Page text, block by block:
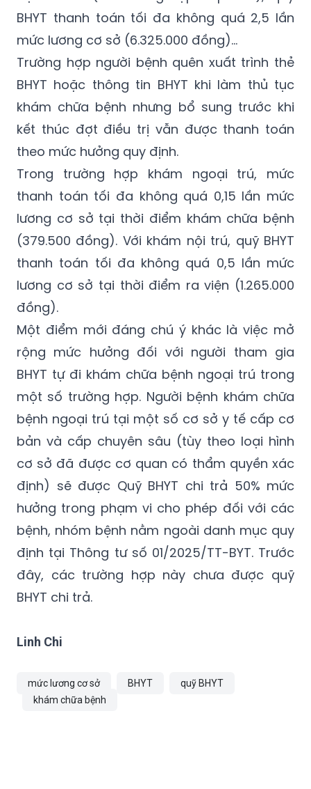
BHYT thanh toán tối đa không quá 2,5 lần
mức lương cơ sở (6.325.000 đồng)...
Trường hợp người bệnh quên xuất trình thẻ
BHYT hoặc thông tin BHYT khi làm thủ tục
khám chữa bệnh nhưng bổ sung trước khi
kết thúc đợt điều trị vẫn được thanh toán
theo mức hưởng quy định.
Trong trường hợp khám ngoại trú, mức
thanh toán tối đa không quá 0,15 lần mức
lương cơ sở tại thời điểm khám chữa bệnh
(379.500 đồng). Với khám nội trú, quỹ BHYT
thanh toán tối đa không quá 0,5 lần mức
lương cơ sở tại thời điểm ra viện (1.265.000
đồng).
Một điểm mới đáng chú ý khác là việc mở
rộng mức hưởng đối với người tham gia
BHYT tự đi khám chữa bệnh ngoại trú trong
một số trường hợp. Người bệnh khám chữa
bệnh ngoại trú tại một số cơ sở y tế cấp cơ
bản và cấp chuyên sâu (tùy theo loại hình
cơ sở đã được cơ quan có thẩm quyền xác
định) sẽ được Quỹ BHYT chi trả 50% mức
hưởng trong phạm vi cho phép đối với các
bệnh, nhóm bệnh nằm ngoài danh mục quy
định tại Thông tư số 01/2025/TT-BYT. Trước
đây, các trường hợp này chưa được quỹ
BHYT chi trả.
Linh Chi
mức lương cơ sở BHYT
quỹ BHYT
khám chữa bệnh